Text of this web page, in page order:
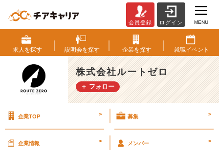
式
会
社
ル
ー
ト
説
会員登録 ログイン MENU
求人を探す 説明会を探す 企業を探す 就職イベント
株式会社ルートゼロ
＋ フォロー
企業TOP > 募集 >
企業情報 > メンバー >